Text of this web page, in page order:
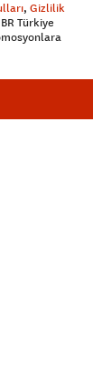
, Gizlilik
Türkiye